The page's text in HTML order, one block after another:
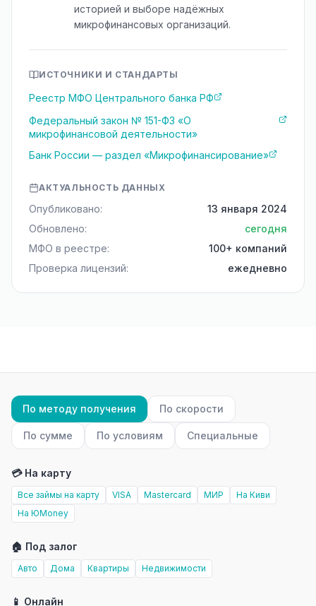
историей и выборе надёжных
микрофинансовых организаций.
ИСТОЧНИКИ И СТАНДАРТЫ
Реестр МФО Центрального банка РФ
Федеральный закон № 151-ФЗ «О
микрофинансовой деятельности»
Банк России — раздел «Микрофинансирование»
АКТУАЛЬНОСТЬ ДАННЫХ
Опубликовано:
13 января 2024
Обновлено:
сегодня
МФО в реестре:
100+ компаний
Проверка лицензий:
ежедневно
По методу получения По скорости
По сумме По условиям Специальные
💳 На карту
Все займы на карту VISA Mastercard МИР
На Киви
На ЮMoney
🏠 Под залог
Авто Дома Квартиры Недвижимости
📱 Онлайн